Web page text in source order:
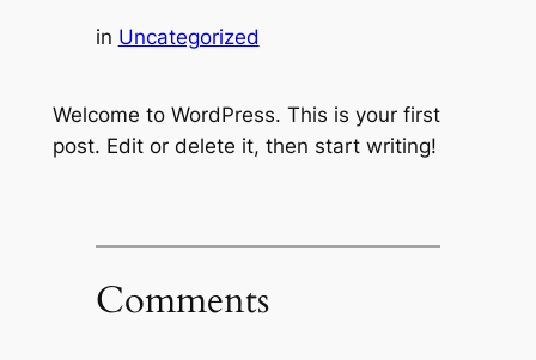
in Uncategorized
Welcome to WordPress. This is your first
post. Edit or delete it, then start writing!
Comments